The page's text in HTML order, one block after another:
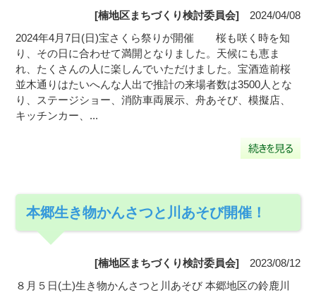
[楠地区まちづくり検討委員会] 2024/04/08
2024年4月7日(日)宝さくら祭りが開催 桜も咲く時を知
り、その日に合わせて満開となりました。天候にも恵ま
れ、たくさんの人に楽しんでいただけました。宝酒造前桜
並木通りはたいへんな人出で推計の来場者数は3500人とな
り、ステージショー、消防車両展示、舟あそび、模擬店、
キッチンカー、...
本郷生き物かんさつと川あそび開催！
[楠地区まちづくり検討委員会] 2023/08/12
８月５日(土)生き物かんさつと川あそび 本郷地区の鈴鹿川